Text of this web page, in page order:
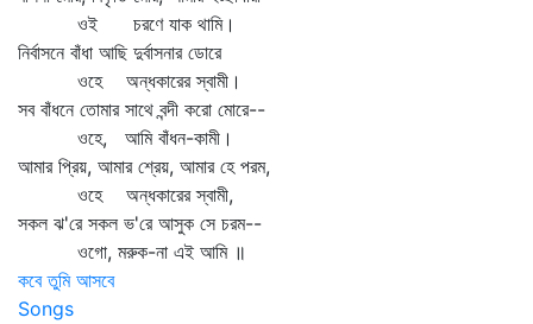
ওই চরণে যাক থামি।
নির্বাসনে বাঁধা আছি দুর্বাসনার ডোরে
ওহে অন্ধকারের স্বামী।
সব বাঁধনে তোমার সাথে বন্দী করো মোরে--
ওহে, আমি বাঁধন-কামী।
আমার প্রিয়, আমার শ্রেয়, আমার হে পরম,
ওহে অন্ধকারের স্বামী,
সকল ঝ'রে সকল ভ'রে আসুক সে চরম--
ওগো, মরুক-না এই আমি ॥
কবে তুমি আসবে
Songs